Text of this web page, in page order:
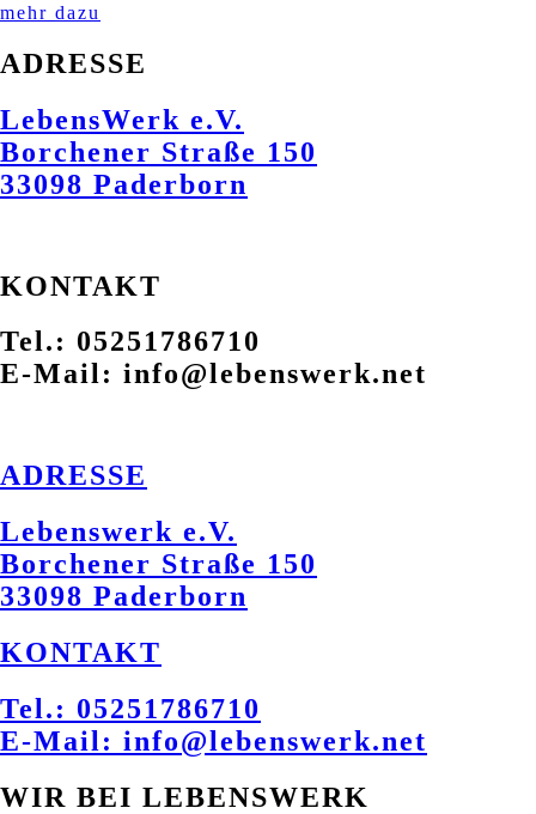
mehr dazu
ADRESSE
LebensWerk e.V.
Borchener Straße 150
33098 Paderborn
KONTAKT
Tel.: 05251786710
E-Mail: info@lebenswerk.net
ADRESSE
Lebenswerk e.V.
Borchener Straße 150
33098 Paderborn
KONTAKT
Tel.: 05251786710
E-Mail: info@lebenswerk.net
WIR BEI LEBENSWERK